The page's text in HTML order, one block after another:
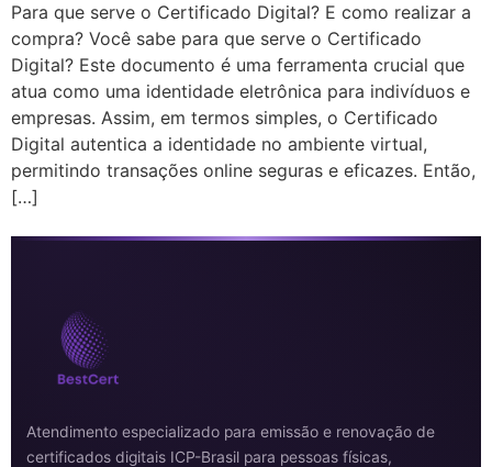
Para que serve o Certificado Digital? E como realizar a
compra? Você sabe para que serve o Certificado
Digital? Este documento é uma ferramenta crucial que
atua como uma identidade eletrônica para indivíduos e
empresas. Assim, em termos simples, o Certificado
Digital autentica a identidade no ambiente virtual,
permitindo transações online seguras e eficazes. Então,
[…]
Atendimento especializado para emissão e renovação de
certificados digitais ICP-Brasil para pessoas físicas,